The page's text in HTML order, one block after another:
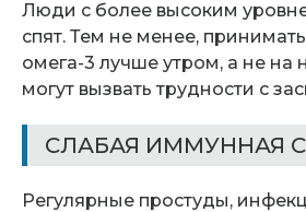
Люди с более высоким
спят. Тем не менее,
омега-3 лучше утром, а не на
могут вызвать трудности с
СЛАБАЯ ИММУННАЯ
Регулярные простуды,